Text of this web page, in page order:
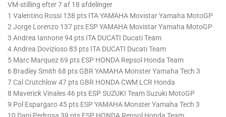
VM-stilling efter 7 af 18 afdelinger
1 Valentino Rossi 138 pts ITA YAMAHA Movistar Yamaha MotoGP
2 Jorge Lorenzo 137 pts ESP YAMAHA Movistar Yamaha MotoGP
3 Andrea Iannone 94 pts ITA DUCATI Ducati Team
4 Andrea Dovizioso 83 pts ITA DUCATI Ducati Team
5 Marc Marquez 69 pts ESP HONDA Repsol Honda Team
6 Bradley Smith 68 pts GBR YAMAHA Monster Yamaha Tech 3
7 Cal Crutchlow 47 pts GBR HONDA CWM LCR Honda
8 Maverick Vinales 46 pts ESP SUZUKI Team Suzuki MotoGP
9 Pol Espargaro 45 pts ESP YAMAHA Monster Yamaha Tech 3